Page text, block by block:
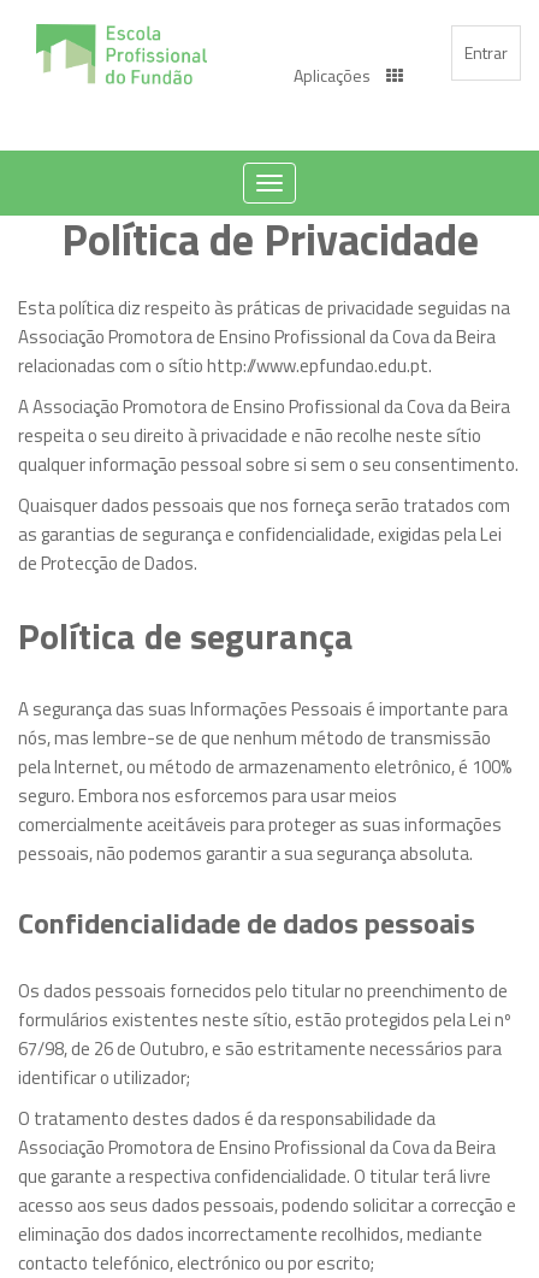
Entrar
Aplicações
Toggle
navigation
Política de Privacidade
Esta política diz respeito às práticas de privacidade seguidas na
Associação Promotora de Ensino Profissional da Cova da Beira
relacionadas com o sítiohttp://www.epfundao.edu.pt.
AAssociação Promotora de Ensino Profissional da Cova da Beira
respeita o seu direito à privacidade e não recolhe neste sítio
qualquer informação pessoal sobre si sem o seu consentimento.
Quaisquer dados pessoais que nos forneça serão tratados com
as garantias de segurança e confidencialidade, exigidas pela Lei
de Protecção de Dados.
Política de segurança
A segurança das suas Informações Pessoais é importante para
nós, mas lembre-se de que nenhum método de transmissão
pela Internet, ou método de armazenamento eletrônico, é 100%
seguro. Embora nos esforcemos para usar meios
comercialmente aceitáveis para proteger as suas informações
pessoais, não podemos garantir a sua segurança absoluta.
Confidencialidade de dados pessoais
Os dados pessoais fornecidos pelo titular no preenchimento de
formulários existentes neste sítio, estão protegidos pela Lei nº
67/98, de 26 de Outubro, e são estritamente necessários para
identificar o utilizador;
O tratamento destes dados é da responsabilidade da
Associação Promotora de Ensino Profissional da Cova da Beira
que garante a respectiva confidencialidade. O titular terá livre
acesso aos seus dados pessoais, podendo solicitar a correcção e
eliminação dos dados incorrectamente recolhidos, mediante
contacto telefónico, electrónico ou por escrito;